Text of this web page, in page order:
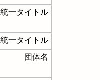
統一タイトル
統一タイトル
団体名